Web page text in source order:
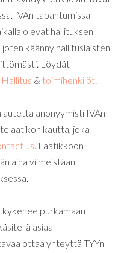
IVAn tapahtumissa
olevat hallituksen
käänny hallituslaisten
Löydät
Hallitus & toimihenkilöt.
anonyymisti IVAn
kautta, joka
us. Laatikkoon
aina viimeistään
purkamaan
asiaa
ottaa yhteyttä TYYn